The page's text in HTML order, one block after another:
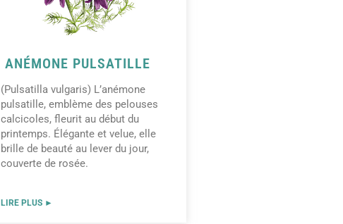
ANÉMONE PULSATILLE
(Pulsatilla vulgaris) L’anémone
pulsatille, emblème des pelouses
calcicoles, fleurit au début du
printemps. Élégante et velue, elle
brille de beauté au lever du jour,
couverte de rosée.
LIRE PLUS ►